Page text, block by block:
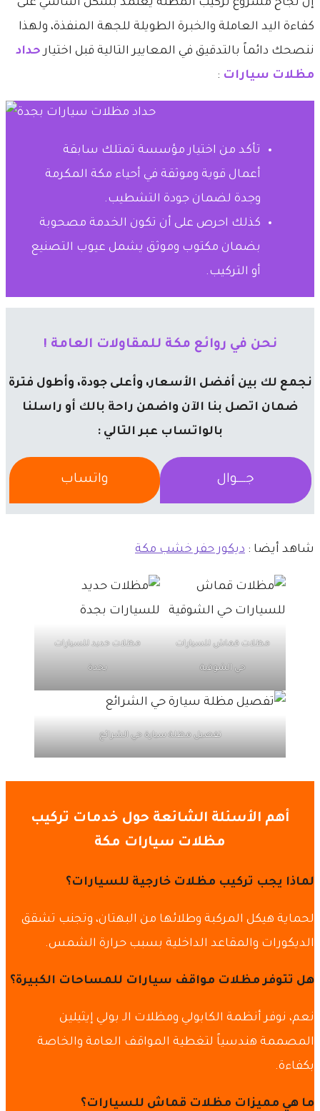
​إن نجاح مشروع تركيب المظلة يعتمد بشكل أساسي على
كفاءة اليد العاملة والخبرة الطويلة للجهة المنفذة، ولهذا
ننصحك دائماً بالتدقيق في المعايير التالية قبل اختيارحداد
مظلات سيارات :
​تأكد من اختيار مؤسسة تمتلك سابقة
أعمال قوية وموثقة في أحياء مكة المكرمة
وجدة لضمان جودة التشطيب.
​كذلك احرص على أن تكون الخدمة مصحوبة
بضمان مكتوب وموثق يشمل عيوب التصنيع
أو التركيب.
​نحن في روائع مكة للمقاولات العامة !
نجمع لك بين أفضل الأسعار، وأعلى جودة، وأطول فترة
ضمان اتصل بنا الآن واضمن راحة بالك أو راسلنا
بالواتساب عبر التالي :
جــــوال واتساب
شاهد أيضا : ديكور حفر خشب مكة
مظلات قماش للسيارات
حي الشوقية
مظلات حديد للسيارات
بجدة
تفصيل مظلة سيارة حي الشرائع
أهم الأسئلة الشائعة حول خدمات تركيب
مظلات سيارات مكة
لماذا يجب تركيب مظلات خارجية للسيارات؟
لحماية هيكل المركبة وطلائها من البهتان، وتجنب تشقق
الديكورات والمقاعد الداخلية بسبب حرارة الشمس.
هل تتوفر مظلات مواقف سيارات للمساحات الكبيرة؟
نعم، نوفر أنظمة الكابولي ومظلات الـ بولي إيثيلين
المصممة هندسياً لتغطية المواقف العامة والخاصة
بكفاءة.
ما هي مميزات مظلات قماش للسيارات؟